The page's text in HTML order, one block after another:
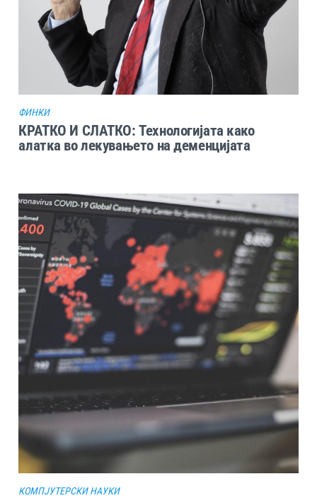
ФИНКИ
КРАТКО И СЛАТКО: Технологијата како
алатка во лекувањето на деменцијата
КОМПЈУТЕРСКИ НАУКИ